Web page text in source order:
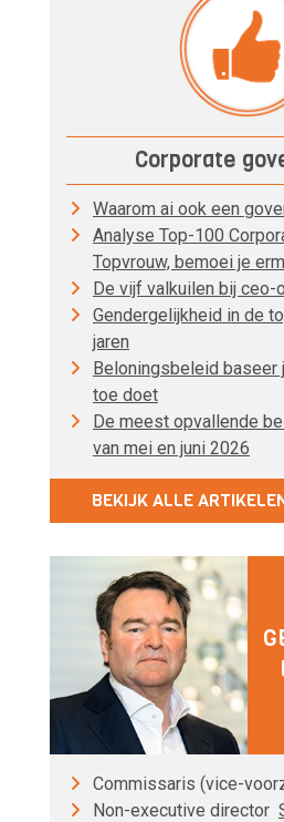
Corporate
Waarom ai ook een
Analyse Top-100
Topvrouw, bemoei je
De vijf valkuilen bij ceo-
Gendergelijkheid in de
jaren
Beloningsbeleid baseer
toe doet
De meest opvallende
van mei en juni 2026
BEKIJK ALLE
Commissaris (vice-
Non-executive director